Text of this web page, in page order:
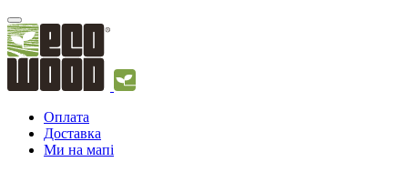
Оплата
Доставка
Ми на мапі